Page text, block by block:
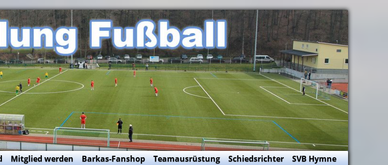
Mitglied werden Barkas-Fanshop Teamausrüstung Schiedsrichter
SVB Hymne